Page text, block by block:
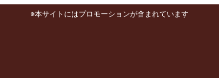
次へ
※本サイトにはプロモーションが含まれています